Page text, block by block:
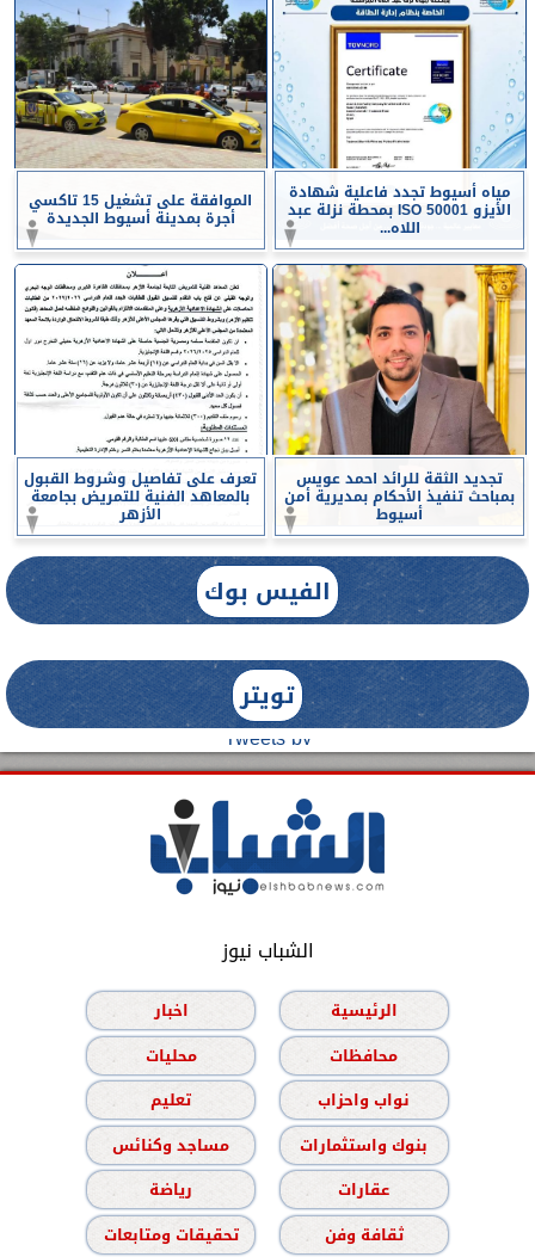
مياه أسيوط تجدد فاعلية شهادة
الأيزو ISO 50001 بمحطة نزلة عبد
اللاه...
الموافقة على تشغيل 15 تاكسي
أجرة بمدينة أسيوط الجديدة
تجديد الثقة للرائد احمد عويس
بمباحث تنفيذ الأحكام بمديرية أمن
أسيوط
تعرف على تفاصيل وشروط القبول
بالمعاهد الفنية للتمريض بجامعة
الأزهر
الفيس بوك
تويتر
Tweets by
الشباب نيوز
الرئيسية
اخبار
محافظات
محليات
نواب واحزاب
تعليم
بنوك واستثمارات
مساجد وكنائس
عقارات
رياضة
ثقافة وفن
تحقيقات ومتابعات